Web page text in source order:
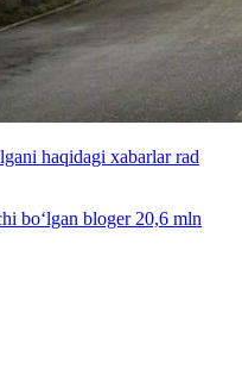
haqidagi xabarlar rad
bo‘lgan bloger 20,6 mln